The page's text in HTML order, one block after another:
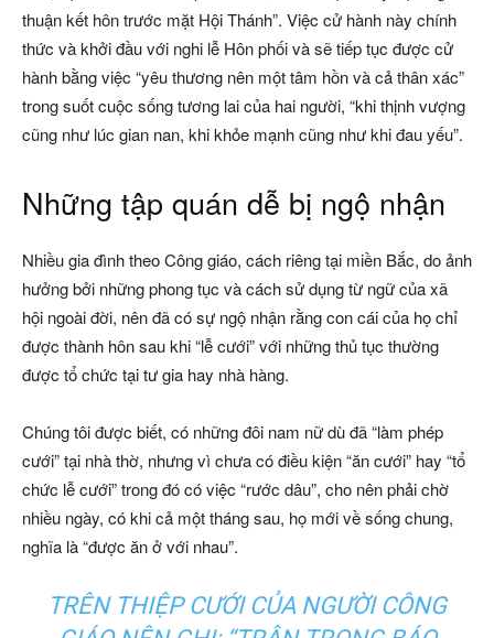
thuận kết hôn trước mặt Hội Thánh”. Việc cử hành này chính
thức và khởi đầu với nghi lễ Hôn phối và sẽ tiếp tục được cử
hành bằng việc “yêu thương nên một tâm hồn và cả thân xác”
trong suốt cuộc sống tương lai của hai người, “khi thịnh vượng
cũng như lúc gian nan, khi khỏe mạnh cũng như khi đau yếu”.
Những tập quán dễ bị ngộ nhận
Nhiều gia đình theo Công giáo, cách riêng tại miền Bắc, do ảnh
hưởng bởi những phong tục và cách sử dụng từ ngữ của xã
hội ngoài đời, nên đã có sự ngộ nhận rằng con cái của họ chỉ
được thành hôn sau khi “lễ cưới” với những thủ tục thường
được tổ chức tại tư gia hay nhà hàng.
Chúng tôi được biết, có những đôi nam nữ dù đã “làm phép
cưới” tại nhà thờ, nhưng vì chưa có điều kiện “ăn cưới” hay “tổ
chức lễ cưới” trong đó có việc “rước dâu”, cho nên phải chờ
nhiều ngày, có khi cả một tháng sau, họ mới về sống chung,
nghĩa là “được ăn ở với nhau”.
TRÊN THIỆP CƯỚI CỦA NGƯỜI CÔNG